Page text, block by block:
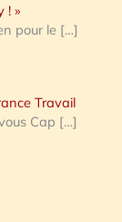
! »
pour le […]
Travail
Cap […]